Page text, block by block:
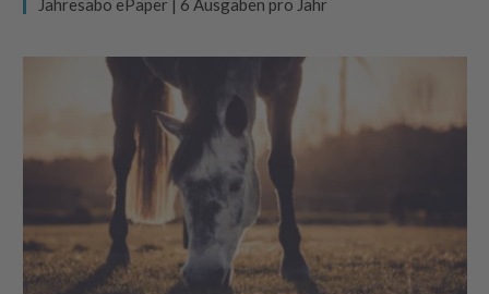
Jahresabo ePaper | 6 Ausgaben pro Jahr